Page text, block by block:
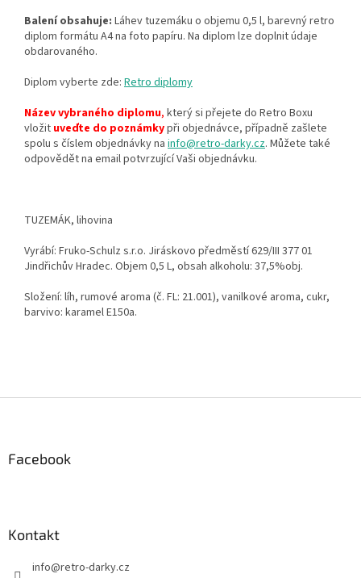
Balení obsahuje: Láhev tuzemáku o objemu 0,5 l, barevný retro
diplom formátu A4 na foto papíru. Na diplom lze doplnit údaje
obdarovaného.
Diplom vyberte zde: Retro diplomy
Název vybraného diplomu, který si přejete do Retro Boxu
vložit uveďte do poznámkypři objednávce, případně zašlete
spolu s číslem objednávky na info@retro-darky.cz. Můžete také
odpovědět na email potvrzující Vaši objednávku.
TUZEMÁK, lihovina
Vyrábí: Fruko-Schulz s.r.o. Jiráskovo předměstí 629/III 377 01
Jindřichův Hradec. Objem 0,5 L, obsah alkoholu: 37,5%obj.
Složení: líh, rumové aroma (č. FL: 21.001), vanilkové aroma, cukr,
barvivo: karamel E150a.
Facebook
Kontakt
info@retro-darky.cz